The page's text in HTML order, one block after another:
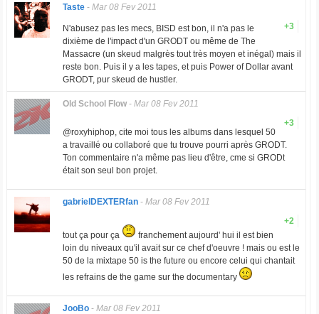
Taste- Mar 08 Fev 2011
+3
N'abusez pas les mecs, BISD est bon, il n'a pas le
dixième de l'impact d'un GRODT ou même de The
Massacre (un skeud malgrès tout très moyen et inégal) mais il
reste bon. Puis il y a les tapes, et puis Power of Dollar avant
GRODT, pur skeud de hustler.
Old School Flow- Mar 08 Fev 2011
+3
@roxyhiphop, cite moi tous les albums dans lesquel 50
a travaillé ou collaboré que tu trouve pourri après GRODT.
Ton commentaire n'a même pas lieu d'être, cme si GRODt
était son seul bon projet.
gabrielDEXTERfan- Mar 08 Fev 2011
+2
tout ça pour ça
franchement aujourd' hui il est bien
loin du niveaux qu'il avait sur ce chef d'oeuvre ! mais ou est le
50 de la mixtape 50 is the future ou encore celui qui chantait
les refrains de the game sur the documentary
JooBo- Mar 08 Fev 2011